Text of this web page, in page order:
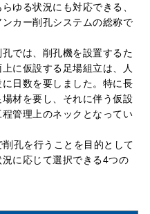
ゆる状況にも対応できる、
カー削孔システムの総称で
では、削孔機を設置するた
に仮設する足場組立は、人
日数を要しました。特に長
材を要し、それに伴う仮設
管理上のネックとなってい
孔を行うことを目的として
に応じて選択できる4つの